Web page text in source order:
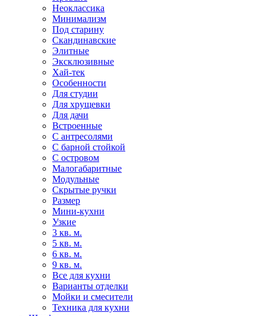
Неоклассика
Минимализм
Под старину
Скандинавские
Элитные
Эксклюзивные
Хай-тек
Особенности
Для студии
Для хрущевки
Для дачи
Встроенные
С антресолями
С барной стойкой
С островом
Малогабаритные
Модульные
Скрытые ручки
Размер
Мини-кухни
Узкие
3 кв. м.
5 кв. м.
6 кв. м.
9 кв. м.
Все для кухни
Варианты отделки
Мойки и смесители
Техника для кухни